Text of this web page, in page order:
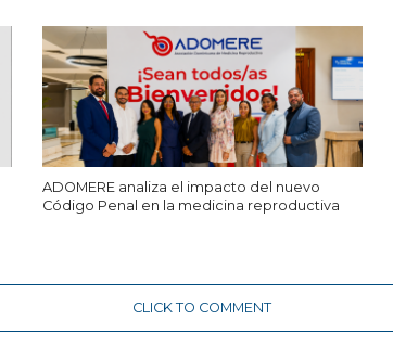
ADOMERE analiza el impacto del nuevo
Código Penal en la medicina reproductiva
CLICK TO COMMENT